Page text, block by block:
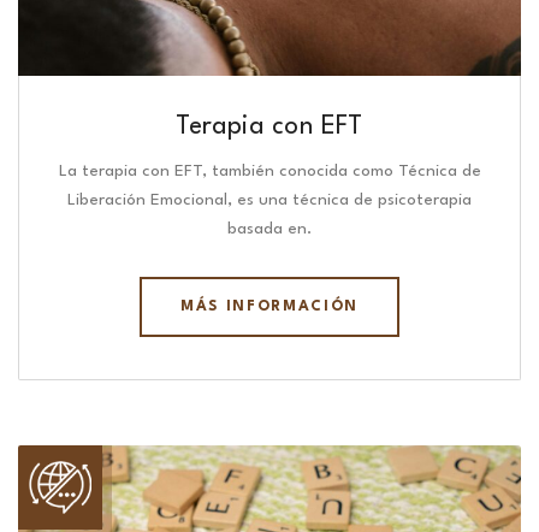
Terapia con EFT
La terapia con EFT, también conocida como Técnica de
Liberación Emocional, es una técnica de psicoterapia
basada en.
MÁS INFORMACIÓN